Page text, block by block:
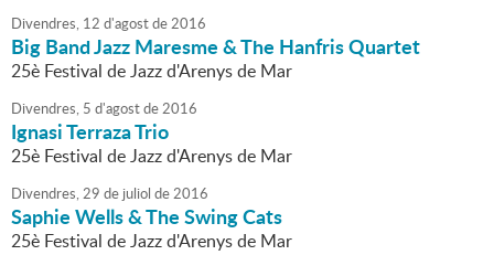
Divendres, 12 d'agostde2016
Big Band Jazz Maresme & The Hanfris Quartet
25è Festival de Jazz d'Arenys de Mar
Divendres, 5 d'agostde2016
Ignasi Terraza Trio
25è Festival de Jazz d'Arenys de Mar
Divendres,29 de juliol de2016
Saphie Wells & The Swing Cats
25è Festival de Jazz d'Arenys de Mar